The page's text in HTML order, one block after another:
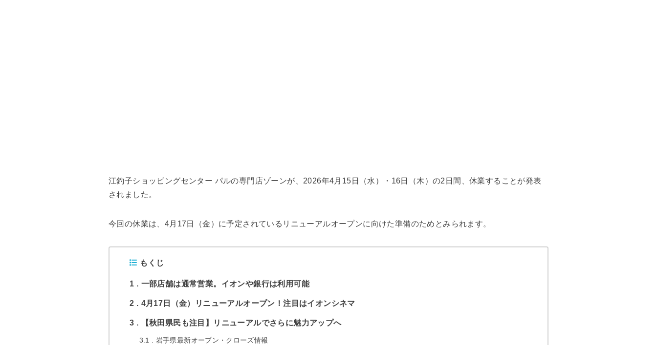
江釣子ショッピングセンター パルの専門店ゾーンが、2026年4月15日（水）・16日（木）の2日間、休業することが発表
されました。
今回の休業は、4月17日（金）に予定されているリニューアルオープンに向けた準備のためとみられます。
もくじ
1 一部店舗は通常営業。イオンや銀行は利用可能
2 4月17日（金）リニューアルオープン！注目はイオンシネマ
3 【秋田県民も注目】リニューアルでさらに魅力アップへ
3.1 岩手県最新オープン・クローズ情報